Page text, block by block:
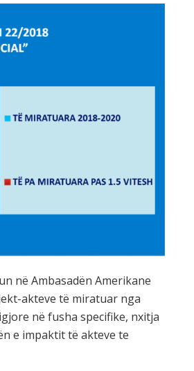
në Ambasadën Amerikane
akteve të miratuar nga
në fusha specifike, nxitja
e impaktit të akteve te